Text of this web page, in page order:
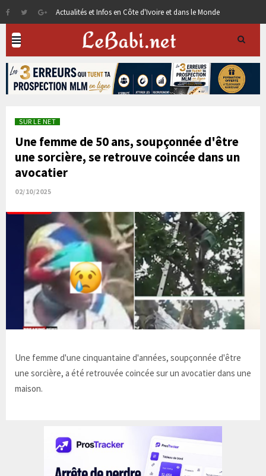
Actualités et Infos en Côte d'Ivoire et dans le Monde
SUR LE NET
Une femme de 50 ans, soupçonnée d'être
une sorcière, se retrouve coincée dans un
avocatier
02/10/2025
Une femme d'une cinquantaine d'années, soupçonnée d'être
une sorcière, a été retrouvée coincée sur un avocatier dans une
maison.